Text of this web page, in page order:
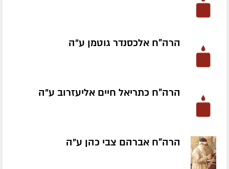
הרה"ח אלכסנדר גוטמן ע״ה
הרה"ח כתריאל חיים אליעזרוב ע״ה
הרה"ח אברהם צבי כהן ע״ה